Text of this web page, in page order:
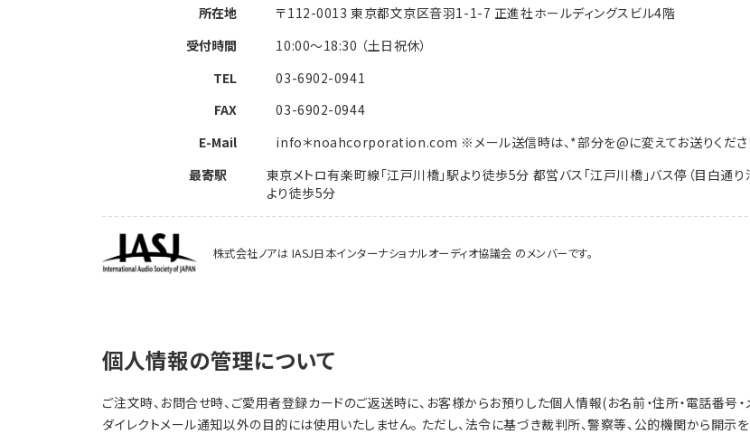
所在地
〒112-0013 東京都文京区音羽1-1-7 正進社ホールディングスビル4階
受付時間
10:00～18:30 （土日祝休）
TEL
03-6902-0941
FAX
03-6902-0944
E-Mail
info＊noahcorporation.com ※メール送信時は、*部分を@に変えてお送りくださ
最寄駅
東京メトロ有楽町線「江戸川橋」駅より徒歩5分 都営バス「江戸川橋」バス停（目白通
より徒歩5分
株式会社ノアは IASJ日本インターナショナルオーディオ協議会 のメンバーです。
個人情報の管理について
ご注文時、お問合せ時、ご愛用者登録カードのご返送時に、お客様からお預りした個人情報(お名前・住所・電話番号
ダイレクトメール通知以外の目的には使用いたしません。 ただし、法令に基づき裁判所、警察等、公的機関から開